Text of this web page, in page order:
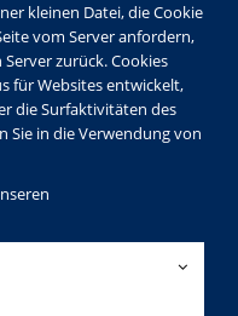
kleinen Datei, die Cookie
vom Server anfordern,
zurück. Cookies
für Websites entwickelt,
die Surfaktivitäten des
Sie in die Verwendung von